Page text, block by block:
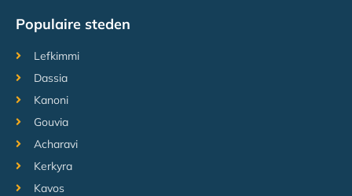
Populaire steden
Lefkimmi
Dassia
Kanoni
Gouvia
Acharavi
Kerkyra
Kavos